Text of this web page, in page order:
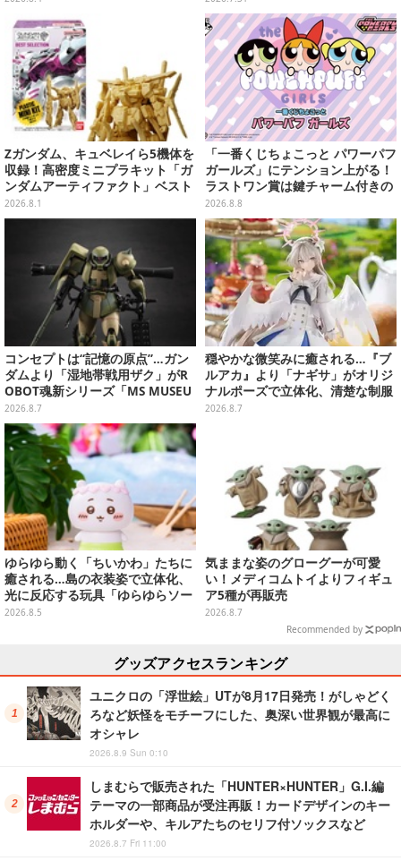
ン
Zガンダム、キュベレイら5機体を
収録！高密度ミニプラキット「ガ
ンダムアーティファクト」ベスト
セレクションが10月発売
2026.8.1
「一番くじちょこっと パワーパフ
ガールズ」にテンション上がる！
ラストワン賞は鍵チャーム付きの
シール帳スペシャルセット
2026.8.8
コンセプトは“記憶の原点”…ガン
ダムより「湿地帯戦用ザク」がR
OBOT魂新シリーズ「MS MUSEU
M」で商品化！博物館イメージの
ベースも注目
2026.8.7
穏やかな微笑みに癒される…『ブ
ルアカ』より「ナギサ」がオリジ
ナルポーズで立体化、清楚な制服
は白の彩色にこだわり
2026.8.7
ゆらゆら動く「ちいかわ」たちに
癒される…島の衣装姿で立体化、
光に反応する玩具「ゆらゆらソー
ラー」全8種が全国アミューズメ
2026.8.5
気ままな姿のグローグーが可愛
い！メディコムトイよりフィギュ
ア5種が再販売
2026.8.7
Recommended by
グッズアクセスランキング
ユニクロの「浮世絵」UTが8月17日発売！がしゃどく
ろなど妖怪をモチーフにした、奥深い世界観が最高に
オシャレ
2026.8.9 Sun 0:10
しまむらで販売された「HUNTER×HUNTER」G.I.編
テーマの一部商品が受注再販！カードデザインのキー
ホルダーや、キルアたちのセリフ付ソックスなど
2026.8.7 Fri 11:00